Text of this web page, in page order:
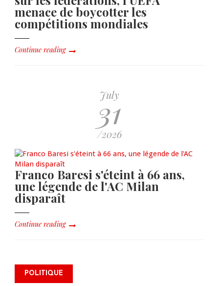
menace de boycotter les
compétitions mondiales
Continue reading
July
31
/2026
Franco Baresi s'éteint à 66 ans,
une légende de l'AC Milan
disparaît
Continue reading
POLITIQUE
Alix Didier Fils-Aimé s’inscrit
comme électeur et réaffirme la